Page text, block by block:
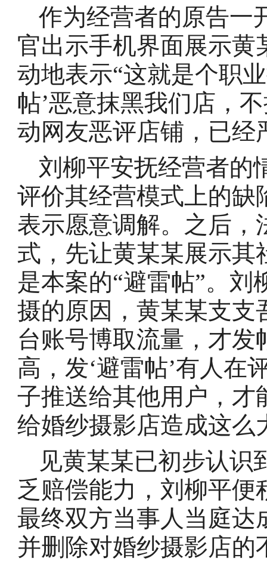
作为经营者的原告一
官出示手机界面展示黄
动地表示“这就是个职
帖’恶意抹黑我们店，
动网友恶评店铺，已经
刘柳平安抚经营者的
评价其经营模式上的缺
表示愿意调解。之后，
式，先让黄某某展示其
是本案的“避雷帖”。
摄的原因，黄某某支支
台账号博取流量，才发
高，发‘避雷帖’有人在
子推送给其他用户，才
给婚纱摄影店造成这么
见黄某某已初步认识
乏赔偿能力，刘柳平
最终双方当事人当庭达
并删除对婚纱摄影店